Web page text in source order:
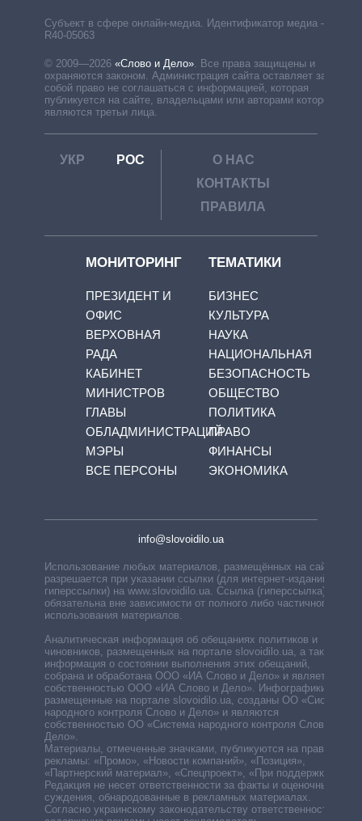
Субъект в сфере онлайн-медиа. Идентификатор медиа –
R40-05063
© 2009—2026 «Слово и Дело» Все права защищены и
охраняются законом. Администрация сайта оставляет за
собой право не соглашаться с информацией, которая
публикуется на сайте, владельцами или авторами которой
являются третьи лица.
УКР РОС
О НАС
КОНТАКТЫ
ПРАВИЛА
МОНИТОРИНГ
ПРЕЗИДЕНТ И
ОФИС
ВЕРХОВНАЯ
РАДА
КАБИНЕТ
МИНИСТРОВ
ГЛАВЫ
ОБЛАДМИНИСТРАЦИЙ
МЭРЫ
ВСЕ ПЕРСОНЫ
ТЕМАТИКИ
БИЗНЕС
КУЛЬТУРА
НАУКА
НАЦИОНАЛЬНАЯ
БЕЗОПАСНОСТЬ
ОБЩЕСТВО
ПОЛИТИКА
ПРАВО
ФИНАНСЫ
ЭКОНОМИКА
info@slovoidilo.ua
Использование любых материалов, размещённых на сайте,
разрешается при указании ссылки (для интернет-изданий —
гиперссылки) на www.slovoidilo.ua. Ссылка (гиперссылка)
обязательна вне зависимости от полного либо частичного
использования материалов.
Аналитическая информация об обещаниях политиков и
чиновников, размещенных на портале slovoidilo.ua, а также
информация о состоянии выполнения этих обещаний,
собрана и обработана ООО «ИА Слово и Дело» и является
собственностью ООО «ИА Слово и Дело». Инфографики,
размещенные на портале slovoidilo.ua, созданы ОО «Система
народного контроля Слово и Дело» и являются
собственностью ОО «Система народного контроля Слово и
Дело».
Материалы, отмеченные значками, публикуются на правах
рекламы: «Промо», «Новости компаний», «Позиция»,
«Партнерский материал», «Спецпроект», «При поддержке».
Редакция не несет ответственности за факты и оценочные
суждения, обнародованные в рекламных материалах.
Согласно украинскому законодательству ответственность за